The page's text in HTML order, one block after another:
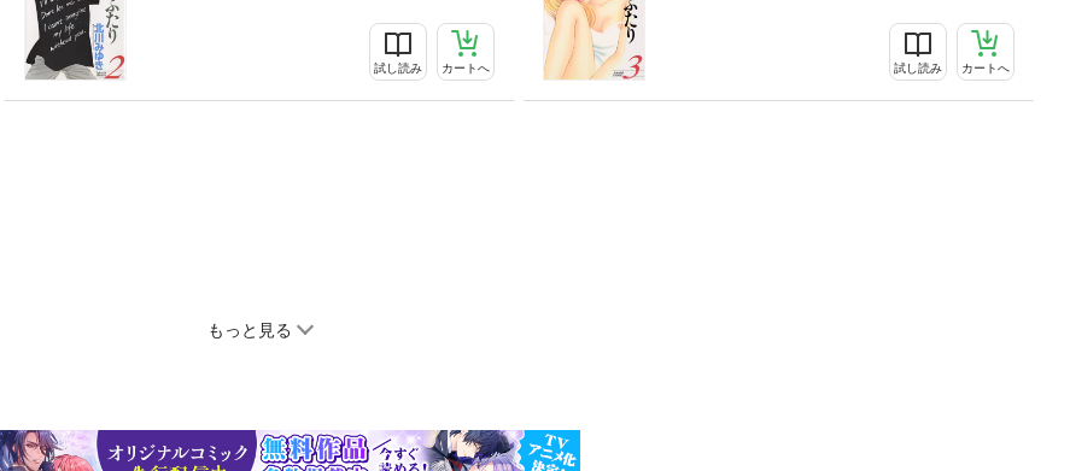
試し読み カートへ 試し読み カートへ
もっと見る